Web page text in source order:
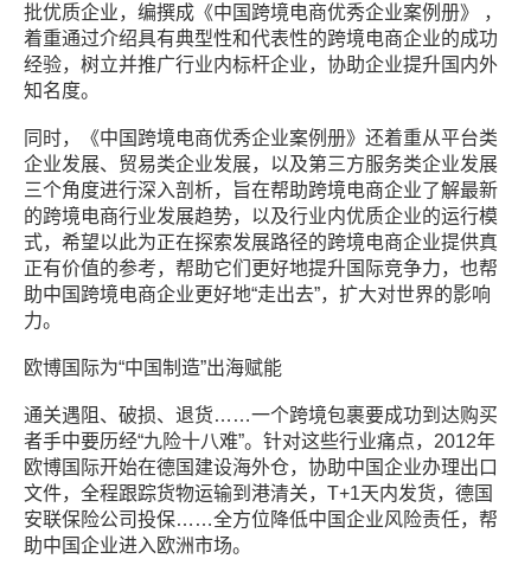
批优质企业，编撰成《中国跨境电商优秀企业案例册》 ，
着重通过介绍具有典型性和代表性的跨境电商企业的成功
经验，树立并推广行业内标杆企业，协助企业提升国内外
知名度。
同时，《中国跨境电商优秀企业案例册》还着重从平台类
企业发展、贸易类企业发展，以及第三方服务类企业发展
三个角度进行深入剖析，旨在帮助跨境电商企业了解最新
的跨境电商行业发展趋势，以及行业内优质企业的运行模
式，希望以此为正在探索发展路径的跨境电商企业提供真
正有价值的参考，帮助它们更好地提升国际竞争力，也帮
助中国跨境电商企业更好地“走出去”，扩大对世界的影响
力。
欧博国际为“中国制造”出海赋能
通关遇阻、破损、退货……一个跨境包裹要成功到达购买
者手中要历经“九险十八难”。针对这些行业痛点，2012年
欧博国际开始在德国建设海外仓，协助中国企业办理出口
文件，全程跟踪货物运输到港清关，T+1天内发货，德国
安联保险公司投保……全方位降低中国企业风险责任，帮
助中国企业进入欧洲市场。